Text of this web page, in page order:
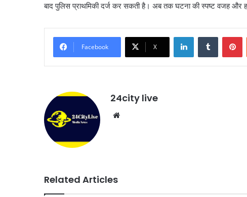
बाद पुलिस प्राथमिकी दर्ज कर सकती है। अब तक घटना की स्‍पष्‍ट वजह और
Facebook X
LinkedInTumblr
24city live
Related Articles